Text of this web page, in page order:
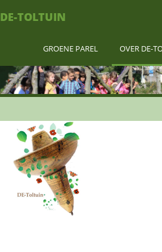
DE-TOLTUIN
GROENE PAREL OVER DE-